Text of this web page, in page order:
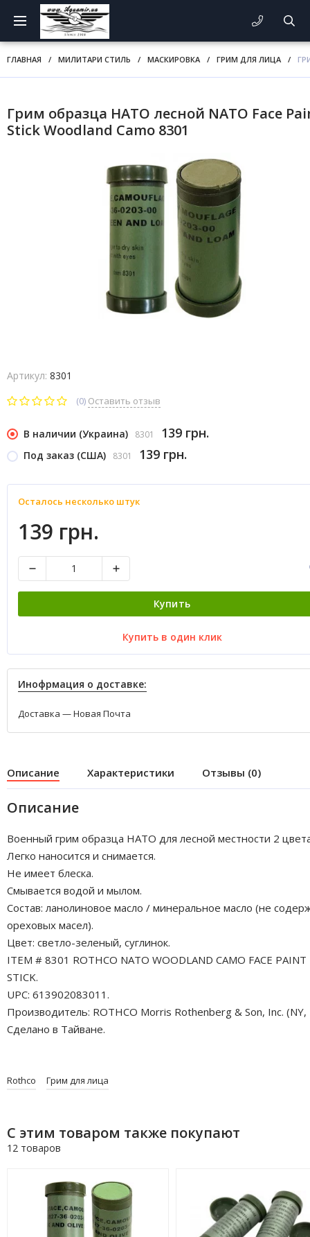
ГЛАВНАЯ / МИЛИТАРИ СТИЛЬ / МАСКИРОВКА / ГРИМ ДЛЯ ЛИЦА /
Грим образца НАТО лесной NATO Face
Stick Woodland Camo 8301
Артикул: 8301
(0) Оставить отзыв
В наличии (Украина) 8301 139 грн.
Под заказ (США) 8301 139 грн.
Осталось несколько штук
139 грн.
Купить
Купить в один клик
Инофрмация о доставке:
Доставка — Новая Почта
Описание Характеристики Отзывы (0)
Описание
Военный грим образца НАТО для лесной местности 2
Легко наносится и снимается.
Не имеет блеска.
Смывается водой и мылом.
Состав: ланолиновое масло / минеральное масло (не
ореховых масел).
Цвет: светло-зеленый, суглинок.
ITEM # 8301 ROTHCO NATO WOODLAND CAMO FACE PAINT
STICK.
UPC: 613902083011.
Производитель: ROTHCO Morris Rothenberg & Son, Inc. (NY,
Сделано в Тайване.
Rothco Грим для лица
С этим товаром также покупают
12 товаров